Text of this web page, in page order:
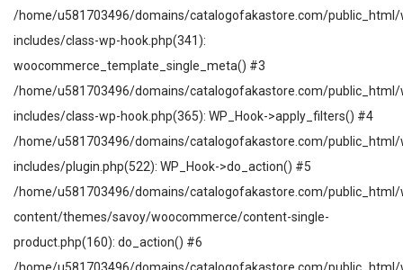
/home/u581703496/domains/catalogofakastore.com/public_html/
includes/class-wp-hook.php(341):
woocommerce_template_single_meta() #3
/home/u581703496/domains/catalogofakastore.com/public_html/
includes/class-wp-hook.php(365): WP_Hook->apply_filters() #4
/home/u581703496/domains/catalogofakastore.com/public_html/
includes/plugin.php(522): WP_Hook->do_action() #5
/home/u581703496/domains/catalogofakastore.com/public_html/
content/themes/savoy/woocommerce/content-single-
product.php(160): do_action() #6
/home/u581703496/domains/catalogofakastore.com/public_html/